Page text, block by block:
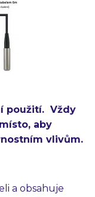
použití. Vždy
aby
vlivům.
a obsahuje